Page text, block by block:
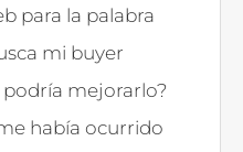
para la palabra
mi buyer
mejorarlo?
había ocurrido